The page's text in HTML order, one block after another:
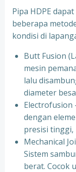
Pipa HDPE
beberapa
kondisi di
Butt Fusion
mesin
lalu
diameter
Electrofusion
dengan
presisi tinggi,
Mechanical
Sistem
berat. Cocok